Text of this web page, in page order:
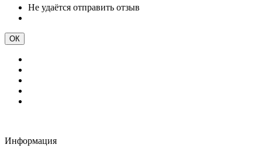
Не удаётся отправить отзыв
ОК
Информация